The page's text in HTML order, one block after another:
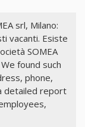
srl, Milano:
vacanti. Esiste
SOMEA
found such
phone,
detailed report